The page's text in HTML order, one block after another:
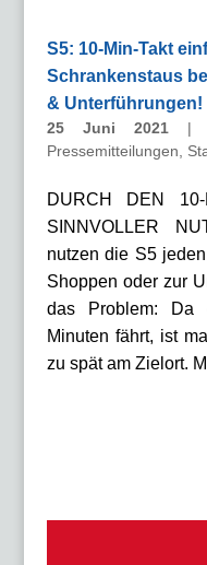
S5: 10-Min-Takt
Schrankenstaus
& Unterführungen!
25 Juni 2021|
Pressemitteilungen
DURCH DEN
SINNVOLLER
nutzen die S5
Shoppen oder zur
das Problem:
Minuten fährt, ist
zu spät am Zielort.